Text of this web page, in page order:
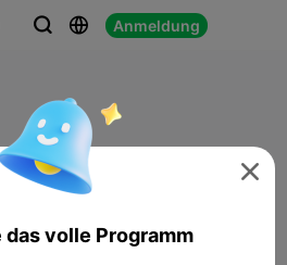
  Anmeldung

das volle Programm